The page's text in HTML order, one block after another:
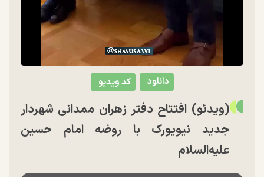
کد ویدیو دانلود
(ویدئو) افتتاح دفتر زهران ممدانی شهردار
جدید نیویورک با روضه امام حسین
علیه‌السلام